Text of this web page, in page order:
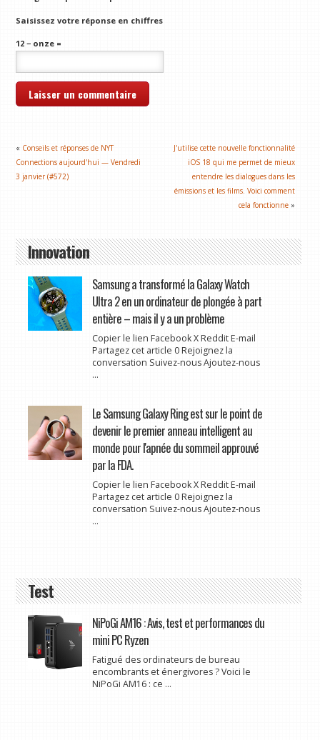
Saisissez votre réponse en chiffres
12 − onze =
« Conseils et réponses de NYT
Connections aujourd'hui — Vendredi
3 janvier (#572)
J'utilise cette nouvelle fonctionnalité
iOS 18 qui me permet de mieux
entendre les dialogues dans les
émissions et les films. Voici comment
cela fonctionne »
Innovation
Samsung a transformé la Galaxy Watch
Ultra 2 en un ordinateur de plongée à part
entière – mais il y a un problème
Copier le lien Facebook X Reddit E-mail
Partagez cet article 0 Rejoignez la
conversation Suivez-nous Ajoutez-nous
...
Le Samsung Galaxy Ring est sur le point de
devenir le premier anneau intelligent au
monde pour l'apnée du sommeil approuvé
par la FDA.
Copier le lien Facebook X Reddit E-mail
Partagez cet article 0 Rejoignez la
conversation Suivez-nous Ajoutez-nous
...
Test
NiPoGi AM16 : Avis, test et performances du
mini PC Ryzen
Fatigué des ordinateurs de bureau
encombrants et énergivores ? Voici le
NiPoGi AM16 : ce ...